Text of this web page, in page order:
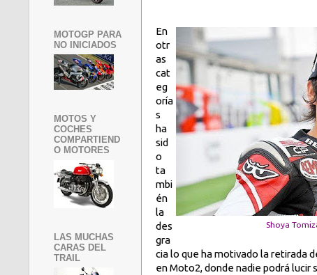
Shoya
En
otr
as
cat
eg
oría
s
ha
sid
o
ta
mbi
én
la
des
gra
cia lo que ha motivado la retirada
en Moto2, donde nadie podrá lucir
MOTOGP PARA
NO INICIADOS
MOTOS Y
COCHES
COMPARTIEND
O MOTORES
LAS MUCHAS
CARAS DEL
TRAIL